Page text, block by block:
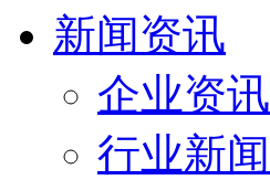
新闻资讯
企业资讯
行业新闻